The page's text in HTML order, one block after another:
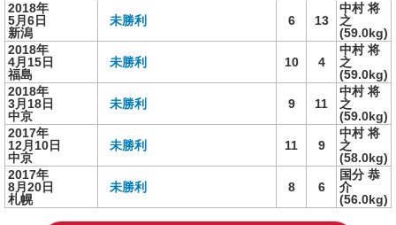
2018年
5月6日
新潟
未勝利 6 13
中村 将
之
(59.0kg)
2018年
4月15日
福島
未勝利 10 4
中村 将
之
(59.0kg)
2018年
3月18日
中京
未勝利 9 11
中村 将
之
(59.0kg)
2017年
12月10日
中京
未勝利 11 9
中村 将
之
(58.0kg)
2017年
8月20日
札幌
未勝利 8 6
国分 恭
介
(56.0kg)